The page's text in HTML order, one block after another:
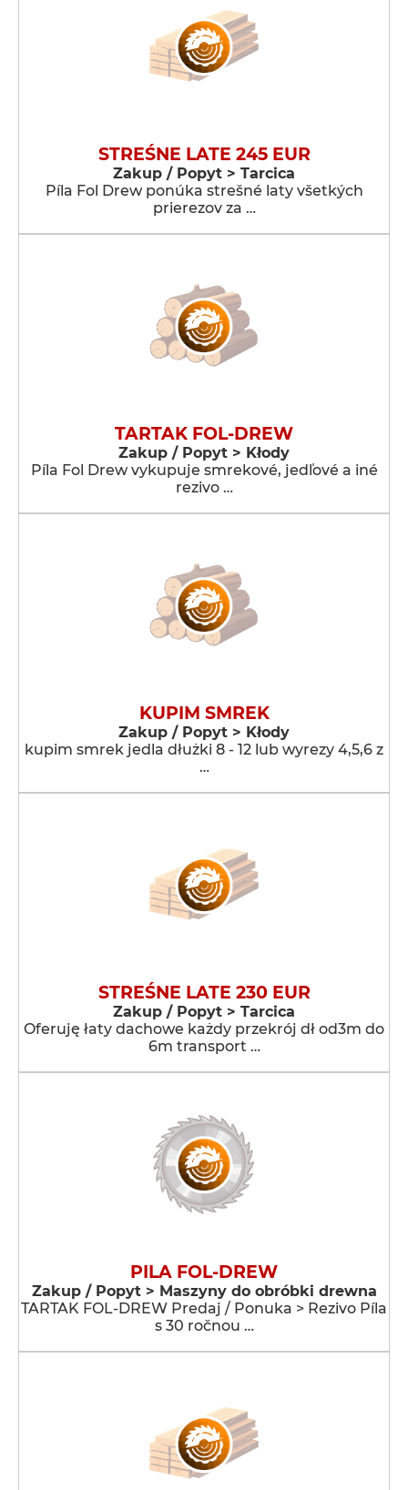
STREŚNE LATE 245 EUR
Zakup / Popyt > Tarcica
Píla Fol Drew ponúka strešné laty všetkých
prierezov za …
TARTAK FOL-DREW
Zakup / Popyt > Kłody
Píla Fol Drew vykupuje smrekové, jedľové a iné
rezivo …
KUPIM SMREK
Zakup / Popyt > Kłody
kupim smrek jedla dłużki 8 - 12 lub wyrezy 4,5,6 z
…
STREŚNE LATE 230 EUR
Zakup / Popyt > Tarcica
Oferuję łaty dachowe każdy przekrój dł od3m do
6m transport …
PILA FOL-DREW
Zakup / Popyt > Maszyny do obróbki drewna
TARTAK FOL-DREW Predaj / Ponuka > Rezivo Píla
s 30 ročnou …